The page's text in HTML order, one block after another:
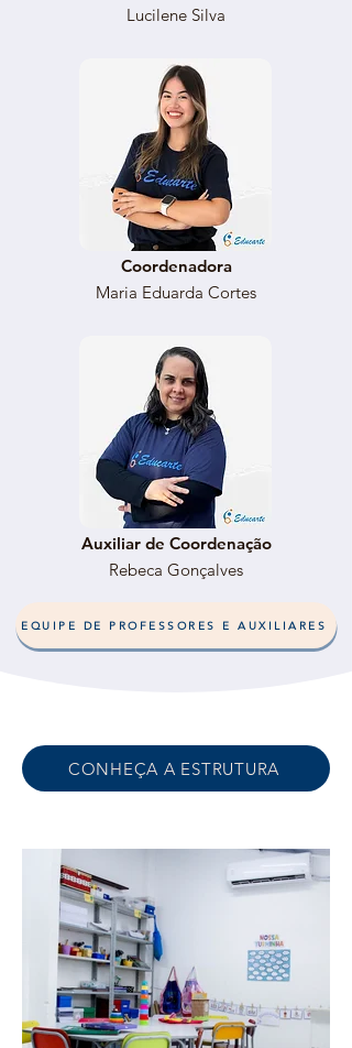
Lucilene Silva
Coordenadora
Maria Eduarda Cortes
Auxiliar de Coordenação
Rebeca Gonçalves
EQUIPE DE PROFESSORES E AUXILIARES
CONHEÇA A ESTRUTURA